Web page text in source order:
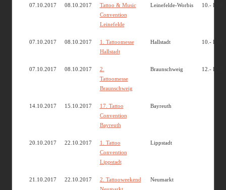
07.10.2017 08.10.2017
Tattoo & Music
Convention
Leinefelde
Leinefelde-Worbis 10.- EUR
07.10.2017 08.10.2017
1. Tattoomesse
Hallstadt
Hallstadt 10.- EUR
07.10.2017 08.10.2017
2.
Tattoomesse
Braunschweig
Braunschweig 12.- EUR
14.10.2017 15.10.2017
17. Tattoo
Convention
Bayreuth
Bayreuth
20.10.2017 22.10.2017
1. Tattoo
Convention
Lippstadt
Lippstadt
21.10.2017 22.10.2017
2. Tattooweekend
Neumarkt